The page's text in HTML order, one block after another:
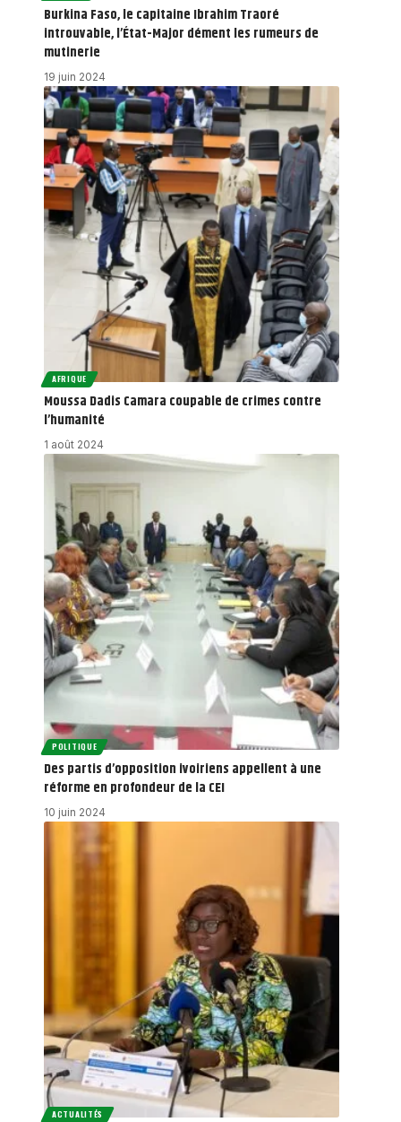
Burkina Faso, le capitaine Ibrahim Traoré
introuvable, l’État-Major dément les rumeurs de
mutinerie
19 juin 2024
AFRIQUE
Moussa Dadis Camara coupable de crimes contre
l’humanité
1 août 2024
POLITIQUE
Des partis d’opposition ivoiriens appellent à une
réforme en profondeur de la CEI
10 juin 2024
ACTUALITÉS